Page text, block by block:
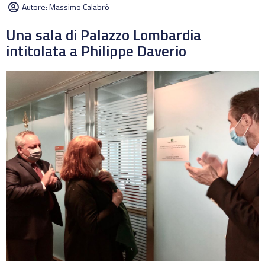
Autore:Massimo Calabrò
Una sala di Palazzo Lombardia
intitolata a Philippe Daverio